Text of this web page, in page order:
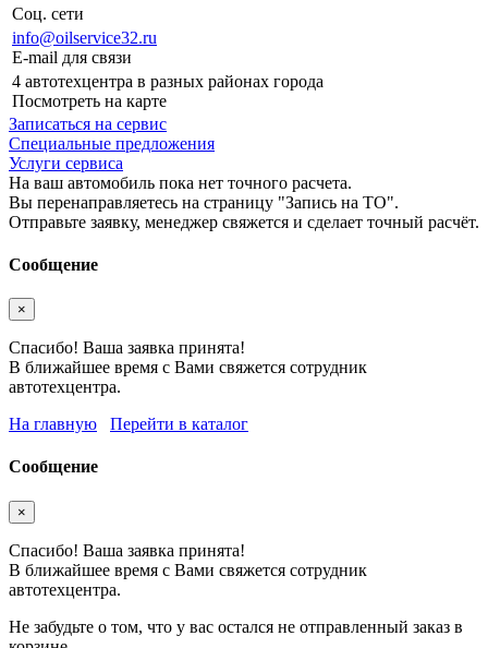
Соц. сети
info@oilservice32.ru
E-mail для связи
4 автотехцентра в разных районах города
Посмотреть на карте
Записаться на сервис
Специальные предложения
Услуги сервиса
На ваш автомобиль пока нет точного расчета.
Вы перенаправляетесь на страницу "Запись на ТО".
Отправьте заявку, менеджер свяжется и сделает точный расчёт.
Сообщение
×
Спасибо! Ваша заявка принята!
В ближайшее время с Вами свяжется сотрудник
автотехцентра.
На главную
Перейти в каталог
Сообщение
×
Спасибо! Ваша заявка принята!
В ближайшее время с Вами свяжется сотрудник
автотехцентра.
Не забудьте о том, что у вас остался не отправленный заказ в